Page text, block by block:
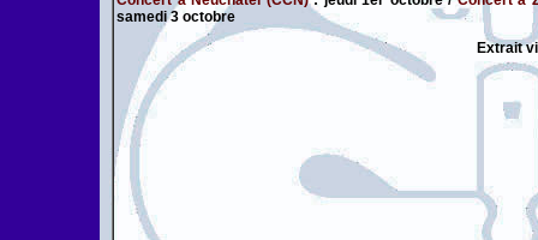
samedi 3 octobre
Extrait